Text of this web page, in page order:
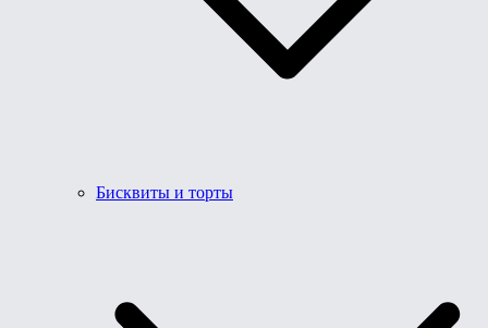
Бисквиты и торты